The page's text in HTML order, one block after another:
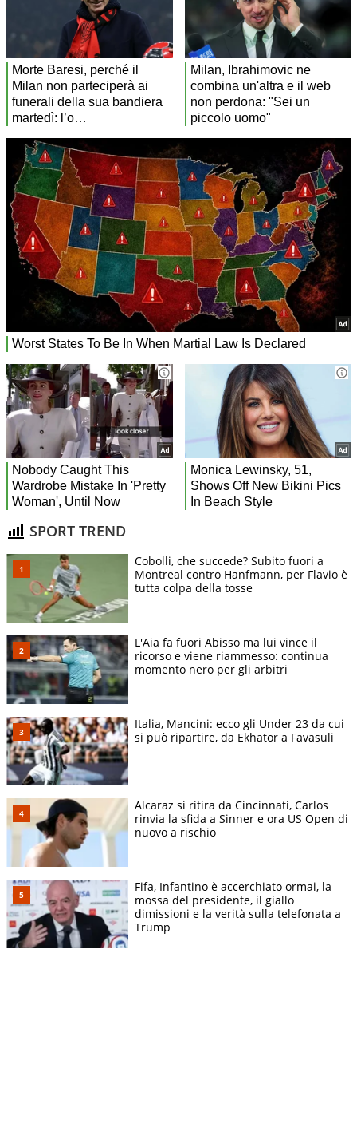
SPORT TREND
Cobolli, che succede? Subito fuori a
Montreal contro Hanfmann, per Flavio è
tutta colpa della tosse
L'Aia fa fuori Abisso ma lui vince il
ricorso e viene riammesso: continua
momento nero per gli arbitri
Italia, Mancini: ecco gli Under 23 da cui
si può ripartire, da Ekhator a Favasuli
Alcaraz si ritira da Cincinnati, Carlos
rinvia la sfida a Sinner e ora US Open di
nuovo a rischio
Fifa, Infantino è accerchiato ormai, la
mossa del presidente, il giallo
dimissioni e la verità sulla telefonata a
Trump